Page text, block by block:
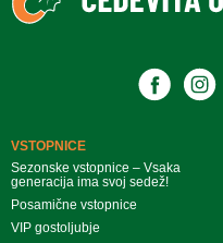
VSTOPNICE
Sezonske vstopnice – Vsaka
generacija ima svoj sedež!
Posamične vstopnice
VIP gostoljubje